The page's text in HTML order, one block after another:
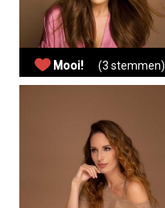
Mooi! (3 stemmen)